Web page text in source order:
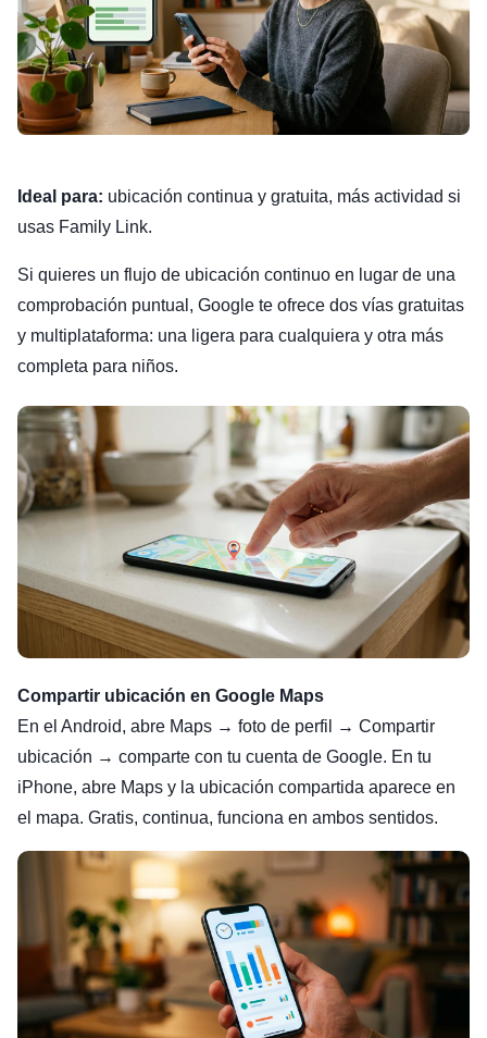
Ideal para: ubicación continua y gratuita, más actividad si
usas Family Link.
Si quieres un flujo de ubicación continuo en lugar de una
comprobación puntual, Google te ofrece dos vías gratuitas
y multiplataforma: una ligera para cualquiera y otra más
completa para niños.
Compartir ubicación en Google Maps
En el Android, abre Maps → foto de perfil → Compartir
ubicación → comparte con tu cuenta de Google. En tu
iPhone, abre Maps y la ubicación compartida aparece en
el mapa. Gratis, continua, funciona en ambos sentidos.